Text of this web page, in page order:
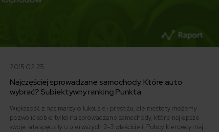
2015.02.25
Najczęściej sprowadzane samochody. Które auto
wybrać? Subiektywny ranking Punkta
Większość z nas marzy o luksusie i prestiżu, ale niestety możemy
pozwolić sobie tylko na sprowadzane samochody, które najlepsze
swoje lata spędziły u pierwszych 2-3 właścicieli. Polscy kierowcy mają